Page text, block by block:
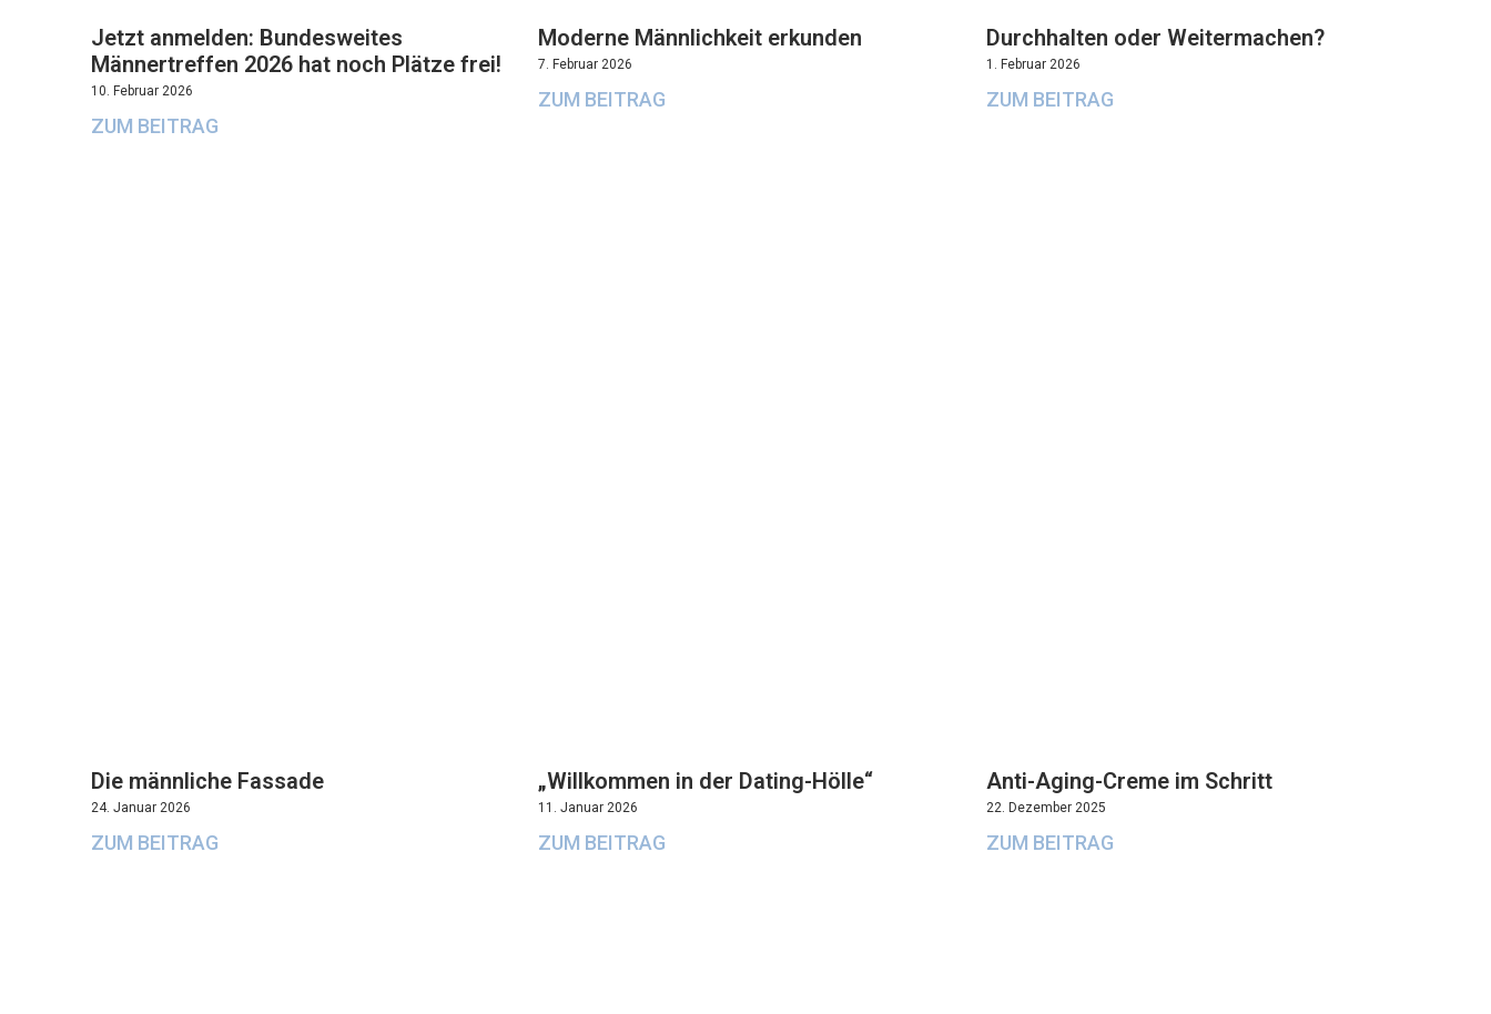
Jetzt anmelden: Bundesweites
Männertreffen 2026 hat noch Plätze frei!
10. Februar 2026
ZUM BEITRAG
Moderne Männlichkeit erkunden
7. Februar 2026
ZUM BEITRAG
Durchhalten oder Weitermachen?
1. Februar 2026
ZUM BEITRAG
Die männliche Fassade
24. Januar 2026
ZUM BEITRAG
„Willkommen in der Dating-Hölle“
11. Januar 2026
ZUM BEITRAG
Anti-Aging-Creme im Schritt
22. Dezember 2025
ZUM BEITRAG